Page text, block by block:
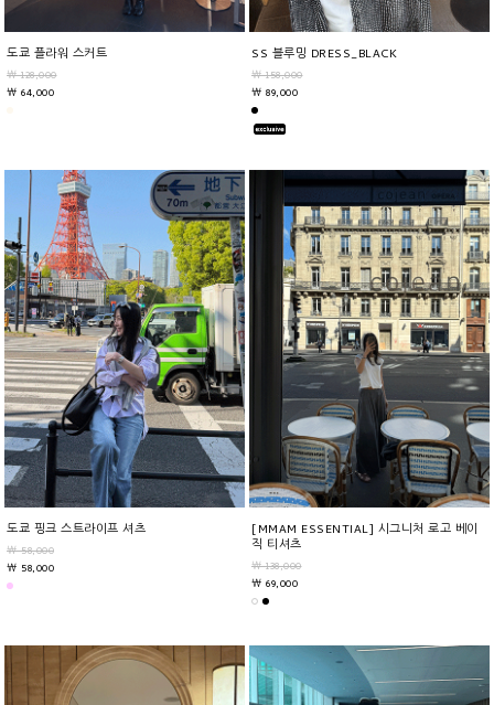
도쿄 플라워 스커트
￦ 128,000
￦ 64,000
SS 블루밍 DRESS_BLACK
￦ 158,000
￦ 89,000
도쿄 핑크 스트라이프 셔츠
￦ 58,000
￦ 58,000
[MMAM ESSENTIAL] 시그니처 로고 베이
직 티셔츠
￦ 138,000
￦ 69,000